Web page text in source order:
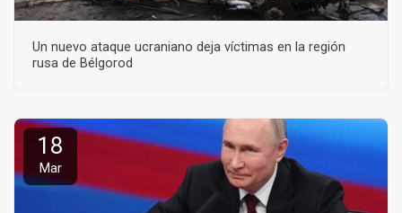
Un nuevo ataque ucraniano deja víctimas en la región
rusa de Bélgorod
18
Mar